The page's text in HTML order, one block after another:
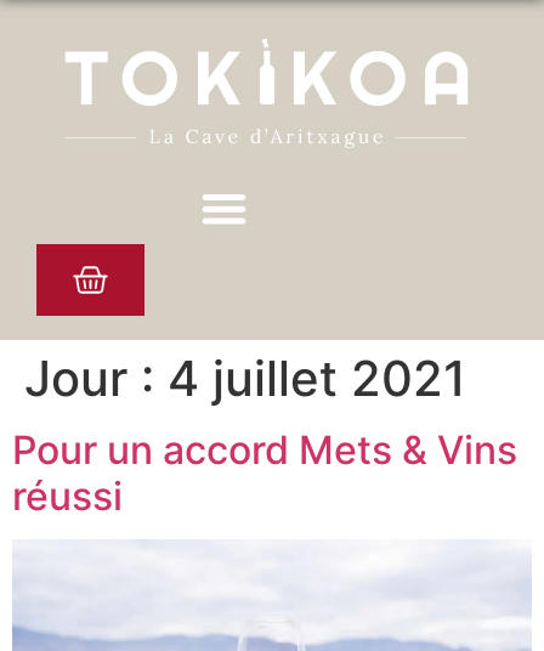
Jour : 4 juillet 2021
Pour un accord Mets & Vins
réussi